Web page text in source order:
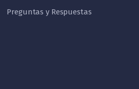
Preguntas y Respuestas